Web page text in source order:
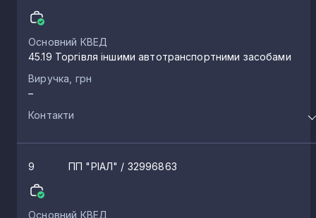
Основний КВЕД
45.19 Торгівля іншими автотранспортними засобами
Виручка, грн
–
Контакти
9 ПП "РІАЛ" / 32996863
Основний КВЕД